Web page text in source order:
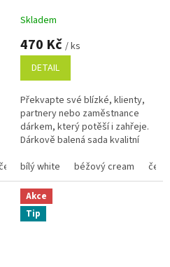
black tmavě modrý navy
Skladem
470 Kč / ks
DETAIL
Překvapte své blízké, klienty,
partnery nebo zaměstnance
dárkem, který potěší i zahřeje.
Dárkově balená sada kvalitní
praktická, ale i stylová....
bílý white béžový cream
Akce
Tip